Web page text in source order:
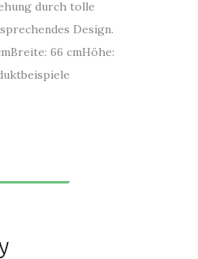
durch tolle
Design.
66 cmHöhe: